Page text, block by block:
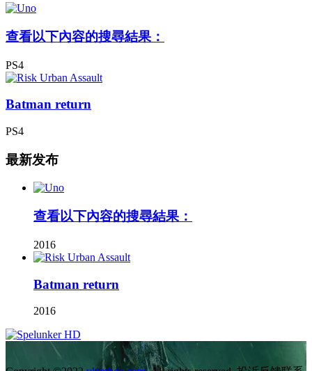
查看以下內容的搜尋結果：
PS4
Batman return
PS4
最新发布
查看以下內容的搜尋結果：
2016
Batman return
2016